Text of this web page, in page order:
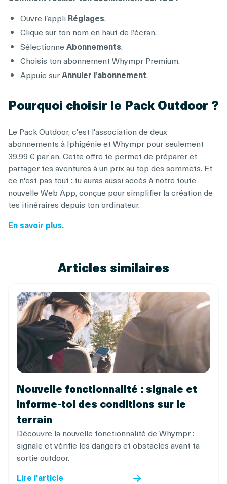
Ouvre l’appli Réglages.
Clique sur ton nom en haut de l’écran.
SélectionneAbonnements.
Choisis ton abonnement Whympr Premium.
Appuie surAnnuler l’abonnement.
Pourquoi choisir le Pack Outdoor ?
Le Pack Outdoor, c'est l'association de deux
abonnements à Iphigénie et Whympr pour seulement
39,99 € par an. Cette offre te permet de préparer et
partager tes aventures à un prix au top des sommets. Et
ce n'est pas tout : tu auras aussi accès à notre toute
nouvelle Web App, conçue pour simplifier la création de
tes itinéraires depuis ton ordinateur.
En savoir plus.
Articles similaires
Nouvelle fonctionnalité : signale et
informe-toi des conditions sur le
terrain
Découvre la nouvelle fonctionnalité de Whympr :
signale et vérifie les dangers et obstacles avant ta
sortie outdoor.
Lire l'article